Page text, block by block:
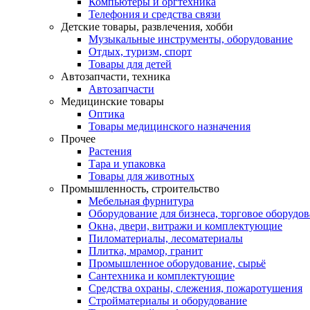
Телефония и средства связи
Детские товары, развлечения, хобби
Музыкальные инструменты, оборудование
Отдых, туризм, спорт
Товары для детей
Автозапчасти, техника
Автозапчасти
Медицинские товары
Оптика
Товары медицинского назначения
Прочее
Растения
Тара и упаковка
Товары для животных
Промышленность, строительство
Мебельная фурнитура
Оборудование для бизнеса, торговое
Окна, двери, витражи и комплектующие
Пиломатериалы, лесоматериалы
Плитка, мрамор, гранит
Промышленное оборудование, сырьё
Сантехника и комплектующие
Средства охраны, слежения, пожаротушения
Стройматериалы и оборудование